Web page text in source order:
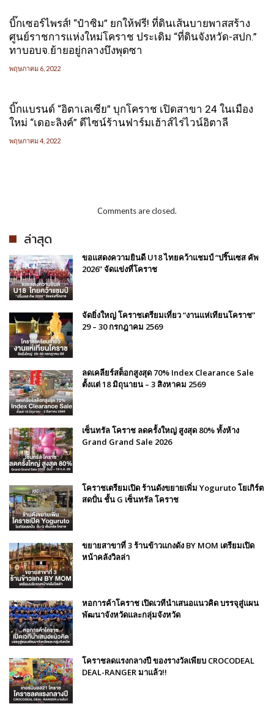
บิ๊กเซอร์ไพรส์! “ป๋าซิม” ยกให้ฟรี! ที่ดินเส้นบายพาสสร้าง
ศูนย์ราชการแห่งใหม่โคราช ประเดิม “ที่ดินจังหวัด-สปก.”
ทาบอบจ.ย้ายอยู่กลางบึงพุดซา
พฤษภาคม 6, 2022
บิ๊กแบรนด์ “อิตาเลเซีย” บุกโคราช เปิดสาขา 24 ในเมือง
ใหม่ “เดอะลิงค์” ดีไซน์ร้านฟาร์มเฮ้าส์ไร่ไวน์อิตาลี
พฤษภาคม 4, 2022
Comments are closed.
ล่าสุด
ขอแสดงความยินดี U18 ไทยคว้าแชมป์ “ปริ๊นเซส คัพ
2026” จัดแข่งที่โคราช
จัดยิ่งใหญ่ โคราชเตรียมเที่ยว “งานแห่เทียนโคราช”
29 – 30 กรกฎาคม 2569
ลดเคลียร์สต็อกสูงสุด 70% Index Clearance Sale
ตั้งแต่ 18 มิถุนายน – 3 สิงหาคม 2569
เซ็นทรัล โคราช ลดครั้งใหญ่ สูงสุด 80% ทั้งห้าง
Grand Grand Sale 2026
โคราชเตรียมเปิด ร้านดังขยายเพิ่ม Yoguruto โยเกิร์ต
สดปั่น ชั้น G เซ็นทรัล โคราช
ขยายสาขาที่ 3 ร้านข้าวแกงดัง BY MOM เตรียมเปิด
หน้าคลังวิลล่า
หอการค้าโคราช เปิดเวทีนำเสนอแนวคิด บรรจุสู่แผน
พัฒนาจังหวัดและกลุ่มจังหวัด
โคราชลดแรงกลางปี ของรางวัลเพียบ CROCODEAL
DEAL-RANGER มาแล้ว!!